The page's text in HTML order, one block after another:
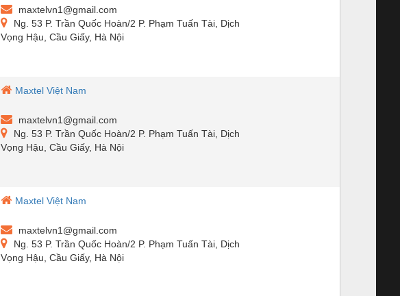
maxtelvn1@gmail.com
Ng. 53 P. Trần Quốc Hoàn/2 P. Phạm Tuấn Tài, Dịch
Vọng Hậu, Cầu Giấy, Hà Nội
Maxtel Việt Nam
maxtelvn1@gmail.com
Ng. 53 P. Trần Quốc Hoàn/2 P. Phạm Tuấn Tài, Dịch
Vọng Hậu, Cầu Giấy, Hà Nội
Maxtel Việt Nam
maxtelvn1@gmail.com
Ng. 53 P. Trần Quốc Hoàn/2 P. Phạm Tuấn Tài, Dịch
Vọng Hậu, Cầu Giấy, Hà Nội